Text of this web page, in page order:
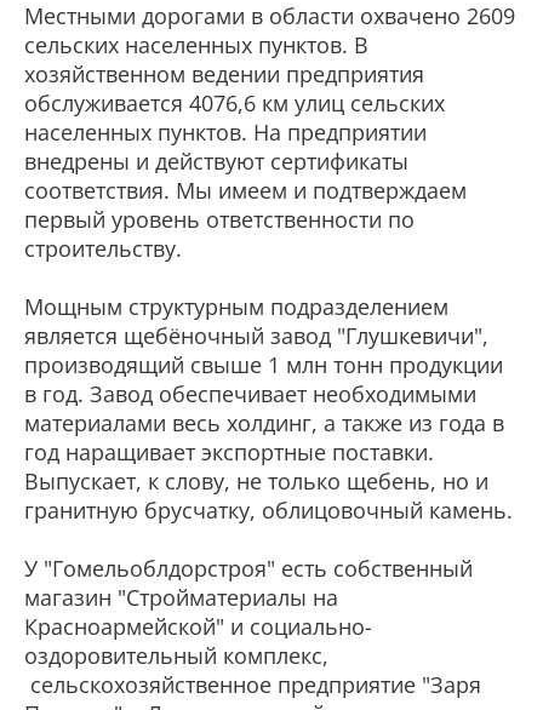
Местными дорогами в области охвачено 2609
сельских населенных пунктов. В
хозяйственном ведении предприятия
обслуживается 4076,6 км улиц сельских
населенных пунктов. На предприятии
внедрены и действуют сертификаты
соответствия. Мы имеем и подтверждаем
первый уровень ответственности по
строительству.
Мощным структурным подразделением
является щебёночный завод "Глушкевичи",
производящий свыше 1 млн тонн продукции
в год. Завод обеспечивает необходимыми
материалами весь холдинг, а также из года в
год наращивает экспортные поставки.
Выпускает, к слову, не только щебень, но и
гранитную брусчатку, облицовочный камень.
У "Гомельоблдорстроя" есть собственный
магазин "Стройматериалы на
Красноармейской" и социально-
оздоровительный комплекс,
сельскохозяйственное предприятие "Заря